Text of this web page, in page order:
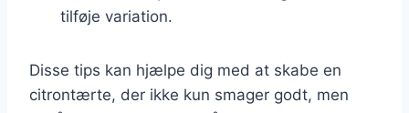
tilføje variation.
Disse tips kan hjælpe dig med at skabe en
citrontærte, der ikke kun smager godt, men